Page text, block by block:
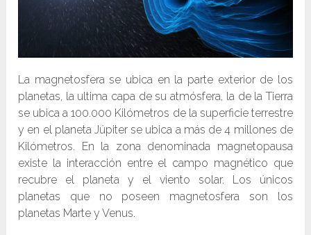
La magnetosfera se ubica en la parte exterior de los
planetas, la ultima capa de su atmósfera, la de la Tierra
se ubica a 100.000 Kilómetros de la superficie terrestre
y en el planeta Júpiter se ubica a más de 4 millones de
Kilómetros. En la zona denominada magnetopausa
existe la interacción entre el campo magnético que
recubre el planeta y el viento solar. Los únicos
planetas que no poseen magnetosfera son los
planetas Marte y Venus.